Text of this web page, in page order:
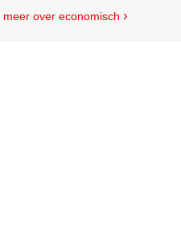
meer over economisch